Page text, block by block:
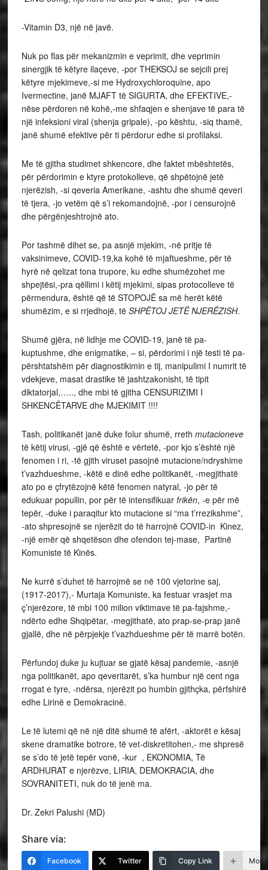
-Vitamin D3, një në javë.
Nuk po flas për mekanizmin e veprimit, dhe veprimin
sinergjik të këtyre ilaçeve, -por THEKSOJ se sejcili prej
këtyre mjekimeve,-si me Hydroxychloroquine, apo
Ivermectine, janë MJAFT të SIGURTA, dhe EFEKTIVE,-
nëse përdoren në kohë,-me shfaqjen e shenjave të para të
një infeksioni viral (shenja gripale), -po kështu, -siq thamë,
janë shumë efektive për ti përdorur edhe si profilaksi.
Me të gjitha studimet shkencore, dhe faktet mbështetës,
për përdorimin e ktyre protokolleve, që shpëtojnë jetë
njerëzish, -si qeveria Amerikane, -ashtu dhe shumë qeveri
të tjera, -jo vetëm që s’i rekomandojnë, -por i censurojnë
dhe përgënjeshtrojnë ato.
Por tashmë dihet se, pa asnjë mjekim, -në pritje të
vaksinimeve, COVID-19,ka kohë të mjaftueshme, për të
hyrë në qelizat tona trupore, ku edhe shumëzohet me
shpejtësi,-pra qëllimi i këtij mjekimi, sipas protocolleve të
përmendura, është që të STOPOJË sa më herët këtë
shumëzim, e si rrjedhojë, të SHPËTOJ JETË NJERËZISH.
Shumë gjëra, në lidhje me COVID-19, janë të pa-
kuptushme, dhe enigmatike, – si, përdorimi i një testi të pa-
përshtatshëm për diagnostikimin e tij, manipulimi I numrit të
vdekjeve, masat drastike të jashtzakonisht, të tipit
diktatorjal,….., dhe mbi të gjitha CENSURIZIMI I
SHKENCËTARVE dhe MJEKIMIT !!!!
Tash, politikanët janë duke folur shumë, rreth mutacioneve
të këtij virusi, -gjë që është e vërtetë, -por kjo s’është një
fenomen i ri, -të gjith viruset pasojnë mutacione/ndryshime
t’vazhdueshme, -këtë e dinë edhe politikanët, -megjithatë
ato po e çfrytëzojnë këtë fenomen natyral, -jo për të
edukuar popullin, por për të intensifikuar frikën, -e për më
tepër, -duke i paraqitur kto mutacione si “ma t’rrezikshme”,
-ato shpresojnë se njerëzit do të harrojnë COVID-in Kinez,
-një emër që shqetëson dhe ofendon tej-mase, Partinë
Komuniste të Kinës.
Ne kurrë s’duhet të harrojmë se në 100 vjetorine saj,
(1917-2017),- Murtaja Komuniste, ka festuar vrasjet ma
ç’njerëzore, të mbi 100 milion viktimave të pa-fajshme,-
ndërto edhe Shqipëtar, -megjithatë, ato prap-se-prap janë
gjallë, dhe në përpjekje t’vazhdueshme për të marrë botën.
Përfundoj duke ju kujtuar se gjatë kësaj pandemie, -asnjë
nga politikanët, apo qeveritarët, s’ka humbur një cent nga
rrogat e tyre, -ndërsa, njerëzit po humbin gjithçka, përfshirë
edhe Lirinë e Demokracinë.
Le të lutemi që në një ditë shumë të afërt, -aktorët e kësaj
skene dramatike botrore, të vet-diskretitohen,- me shpresë
se s’do të jetë tepër vonë, -kur , EKONOMIA, Të
ARDHURAT e njerëzve, LIRIA, DEMOKRACIA, dhe
SOVRANITETI, nuk do të jenë ma.
Dr. Zekri Palushi (MD)
Share via:
Facebook Twitter Copy Link More